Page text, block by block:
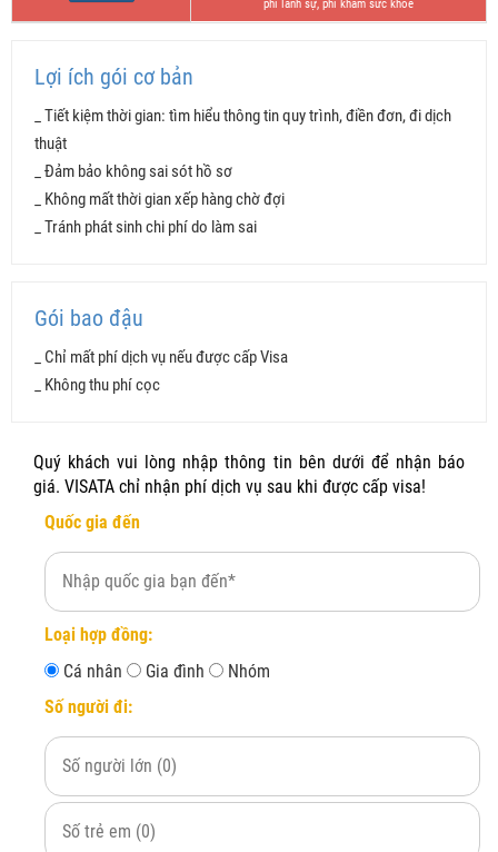
TIỆN ÍCH
Dịch thuật
Sắp xếp hồ sơ
Khắc phục hồ sơ yếu
Phí
Chưa bao gồm
phí lãnh sự, phí
Lợi ích gói cơ bản
_ Tiết kiệm thời gian: tìm hiểu thông tin quy trình, điền đơn, đi dịch
thuật
_ Đảm bảo không sai sót hồ sơ
_ Không mất thời gian xếp hàng chờ đợi
_ Tránh phát sinh chi phí do làm sai
Gói bao đậu
_ Chỉ mất phí dịch vụ nếu được cấp Visa
_ Không thu phí cọc
Quý khách vui lòng nhập thông tin bên dưới để nhận báo
giá. VISATA chỉ nhận phí dịch vụ sau khi được cấp visa!
Quốc gia đến
Loại hợp đồng:
Cá nhân
Gia đình
Nhóm
Số người đi: